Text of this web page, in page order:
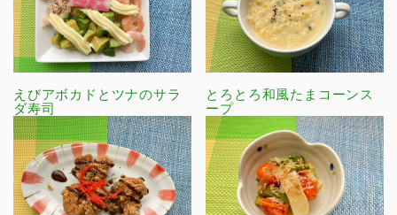
えびアボカドとツナのサラ
ダ寿司
とろとろ和風たまコーンス
ープ